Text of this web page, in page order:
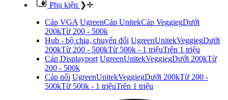
Phụ kiện ❯✛
Cáp VGA UgreenCáp UnitekCáp VeggiegDưới
200kTừ 200 - 500k
Hub - bộ chia, chuyển đổi UgreenUnitekVeggiegDưới
200kTừ 200 - 500kTừ 500k - 1 triệuTrên 1 triệu
Cáp Displayport UgreenUnitekVeggiegDưới 200kTừ
200 - 500k
Cáp nối UgreenUnitekVeggiegDưới 200kTừ 200 -
500kTừ 500k - 1 triệuTrên 1 triệu